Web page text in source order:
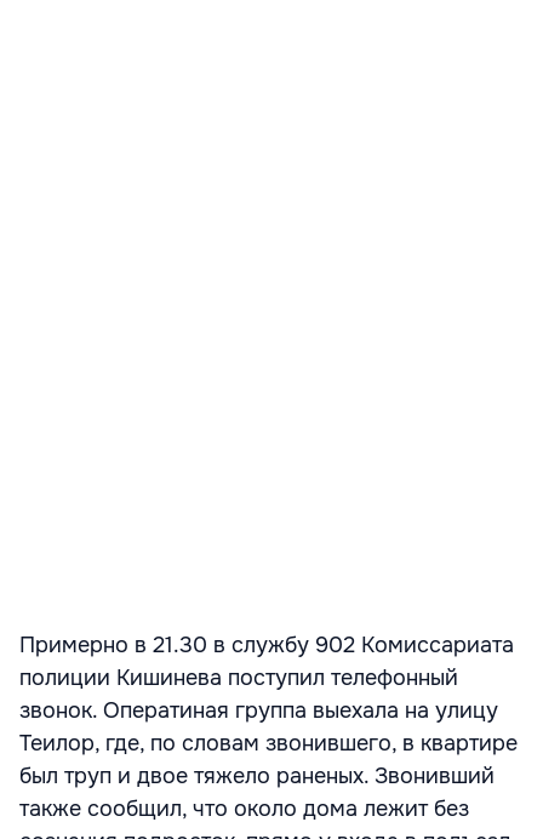
Примерно в 21.30 в службу 902 Комиссариата
полиции Кишинева поступил телефонный
звонок. Оператиная группа выехала на улицу
Теилор, где, по словам звонившего, в квартире
был труп и двое тяжело раненых. Звонивший
также сообщил, что около дома лежит без